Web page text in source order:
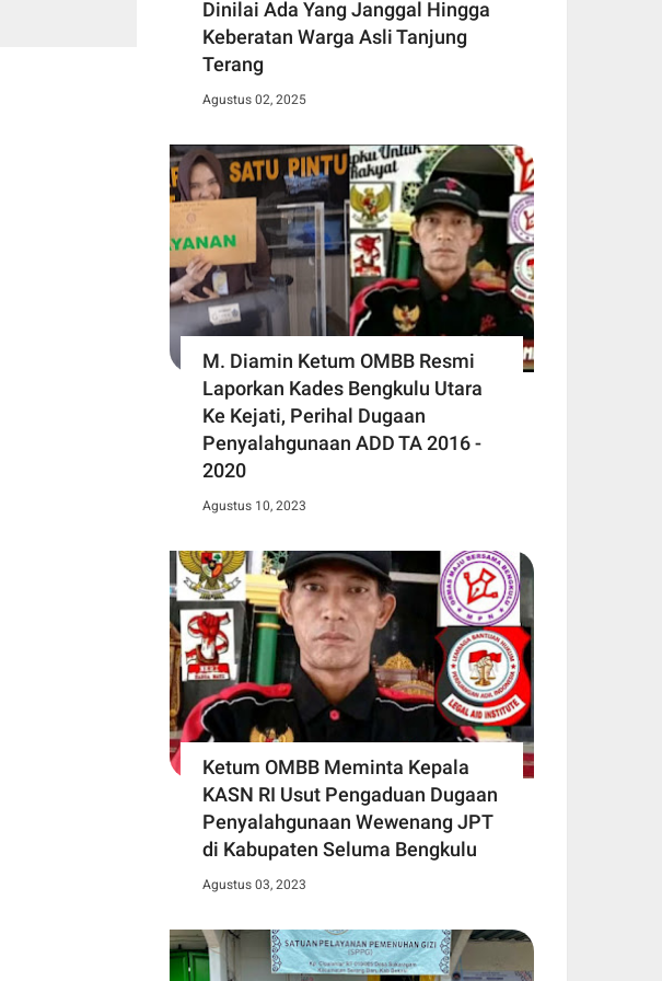
Dinilai Ada Yang Janggal Hingga
Keberatan Warga Asli Tanjung
Terang
Agustus 02, 2025
M. Diamin Ketum OMBB Resmi
Laporkan Kades Bengkulu Utara
Ke Kejati, Perihal Dugaan
Penyalahgunaan ADD TA 2016 -
2020
Agustus 10, 2023
Ketum OMBB Meminta Kepala
KASN RI Usut Pengaduan Dugaan
Penyalahgunaan Wewenang JPT
di Kabupaten Seluma Bengkulu
Agustus 03, 2023